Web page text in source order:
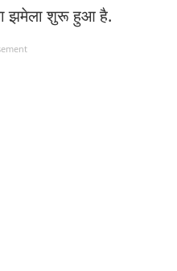
झमेला शुरू हुआ है.